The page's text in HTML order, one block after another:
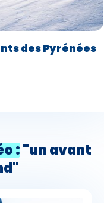
des Pyrénées
:"un avant